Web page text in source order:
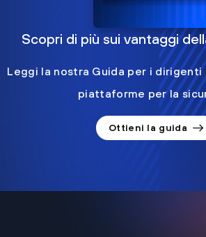
Scopri di più sui vantaggi
Leggi la nostra Guida per i
piattaforme per la
Ottieni la guida